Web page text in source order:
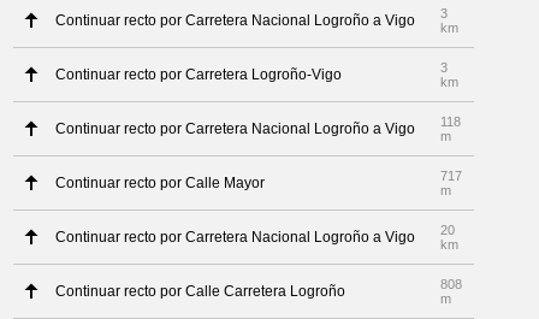
Continuar recto por Carretera Nacional Logroño a Vigo
3
km
Continuar recto por Carretera Logroño-Vigo
3
km
Continuar recto por Carretera Nacional Logroño a Vigo
118
m
Continuar recto por Calle Mayor
717
m
Continuar recto por Carretera Nacional Logroño a Vigo
20
km
Continuar recto por Calle Carretera Logroño
808
m